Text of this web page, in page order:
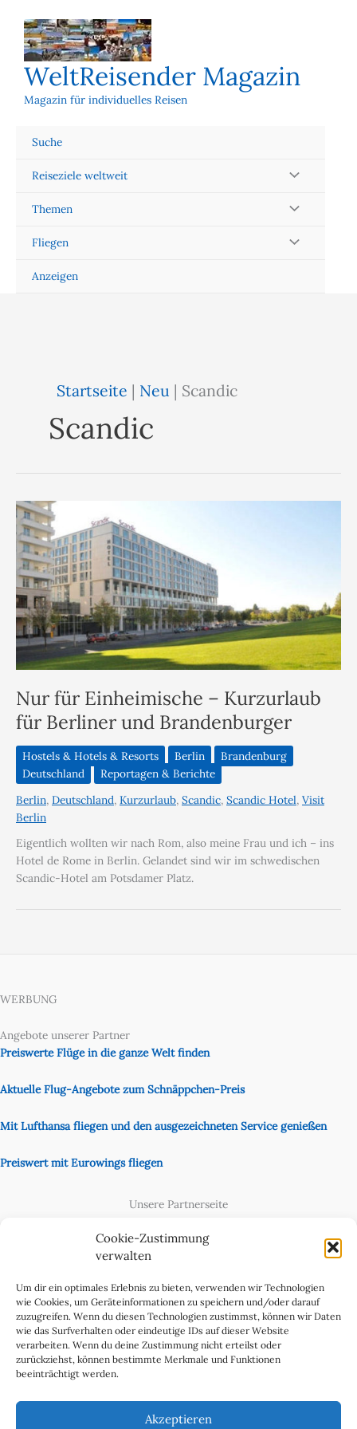
Cookie-Zustimmung
verwalten
Um dir ein optimales Erlebnis zu bieten, verwenden wir Technologien
wie Cookies, um Geräteinformationen zu speichern und/oder darauf
zuzugreifen. Wenn du diesen Technologien zustimmst, können wir Daten
wie das Surfverhalten oder eindeutige IDs auf dieser Website
verarbeiten. Wenn du deine Zustimmung nicht erteilst oder
zurückziehst, können bestimmte Merkmale und Funktionen
beeinträchtigt werden.
Akzeptieren
Inhalt
springen
WeltReisender Magazin
Magazin für individuelles Reisen
Suche
Reiseziele weltweit
Themen
Fliegen
Anzeigen
Startseite | Neu | Scandic
Scandic
Nur für Einheimische – Kurzurlaub
für Berliner und Brandenburger
Hostels & Hotels & Resorts Berlin
Brandenburg
Deutschland
Reportagen & Berichte
Berlin, Deutschland, Kurzurlaub, Scandic, Scandic Hotel, Visit
Berlin
Eigentlich wollten wir nach Rom, also meine Frau und ich – ins
Hotel de Rome in Berlin. Gelandet sind wir im schwedischen
Scandic-Hotel am Potsdamer Platz.
WERBUNG
Angebote unserer Partner
Preiswerte Flüge in die ganze Welt finden
Aktuelle Flug-Angebote zum Schnäppchen-Preis
Mit Lufthansa fliegen und den ausgezeichneten Service genießen
Preiswert mit Eurowings fliegen
Unsere Partnerseite
Cookie-Richtlinie (EU)
Datenschutzerklärung